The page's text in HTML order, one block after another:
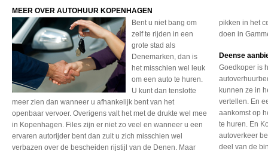
MEER OVER AUTOHUUR KOPENHAGEN
Bent u niet bang om
zelf te rijden in een
grote stad als
Denemarken, dan is
het misschien wel leuk
om een auto te huren.
U kunt dan tenslotte
meer zien dan wanneer u afhankelijk bent van het
openbaar vervoer. Overigens valt het met de drukte wel mee
in Kopenhagen. Files zijn er niet zo veel en wanneer u een
ervaren autorijder bent dan zult u zich misschien wel
verbazen over de bescheiden rijstijl van de Denen. Maar
pikken in het
doen in
Deense
Goedkoper is
kunnen ze in
vertellen. En
aankomst op
te huren. En
autoverkeer
deel van de